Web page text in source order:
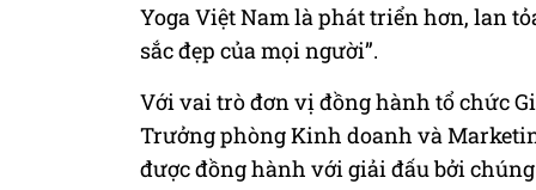
Yoga Việt Nam là phát triển hơn, lan
sắc đẹp của mọi người”.
Với vai trò đơn vị đồng hành tổ chức
Trưởng phòng Kinh doanh và
được đồng hành với giải đấu bởi